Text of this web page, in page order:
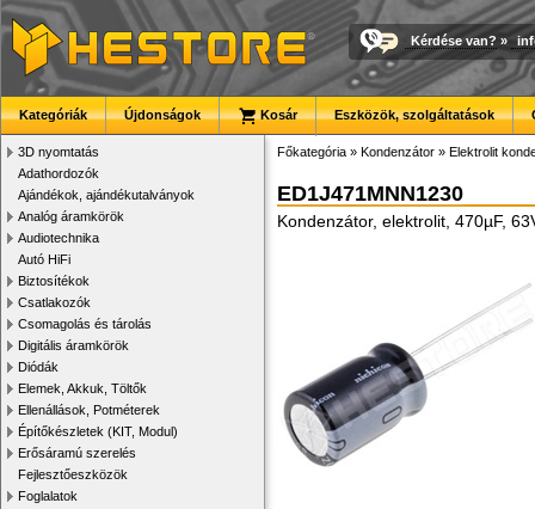
Kérdése van? »
Kategóriák Újdonságok Kosár Eszközök, szolgáltatások
3D nyomtatás
Adathordozók
Ajándékok, ajándékutalványok
Analóg áramkörök
Audiotechnika
Autó HiFi
Biztosítékok
Csatlakozók
Csomagolás és tárolás
Digitális áramkörök
Diódák
Elemek, Akkuk, Töltők
Ellenállások, Potméterek
Építőkészletek (KIT, Modul)
Erősáramú szerelés
Fejlesztőeszközök
Foglalatok
Főkategória » Kondenzátor » Elektrolit
ED1J471MNN1230
Kondenzátor, elektrolit, 470µF,